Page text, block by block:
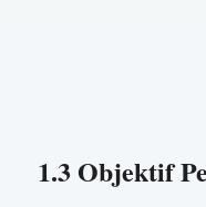
1.3 Objektif